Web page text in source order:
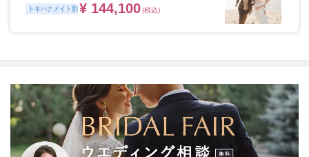
トキハナメイト割 ¥ 144,100(税込)